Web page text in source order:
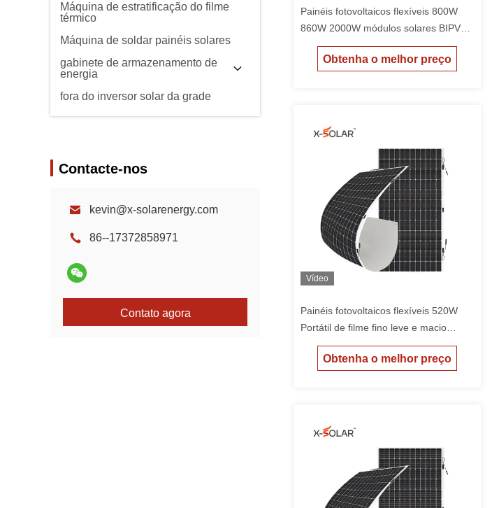
Máquina de estratificação do filme
térmico
Máquina de soldar painéis solares
gabinete de armazenamento de
energia
fora do inversor solar da grade
Contacte-nos
kevin@x-solarenergy.com
86--17372858971
Contato agora
Painéis fotovoltaicos flexíveis 800W
860W 2000W módulos solares BIPV
adequados para integração em
edifícios com desempenho e
Obtenha o melhor preço
Vídeo
Painéis fotovoltaicos flexíveis 520W
Portátil de filme fino leve e macio
Painel de célula solar monocristalina
Modulo solar Material de telhado
Obtenha o melhor preço